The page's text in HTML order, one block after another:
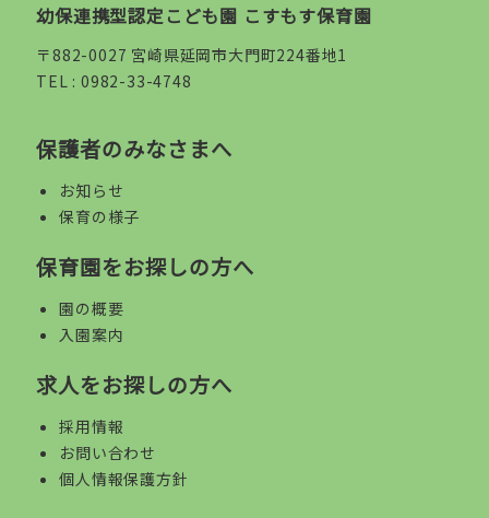
幼保連携型認定こども園 こすもす保育園
〒882-0027 宮崎県延岡市大門町224番地1
TEL :0982-33-4748
保護者のみなさまへ
お知らせ
保育の様子
保育園をお探しの方へ
園の概要
入園案内
求人をお探しの方へ
採用情報
お問い合わせ
個人情報保護方針